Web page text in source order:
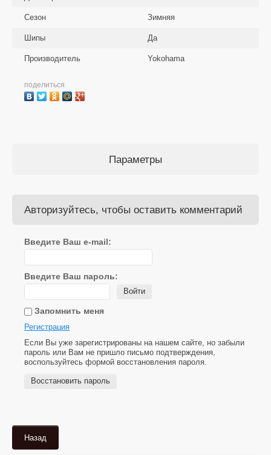
Сезон Зимняя
Шипы Да
Производитель Yokohama
поделиться
Параметры
Авторизуйтесь, чтобы оставить комментарий
Введите Ваш e-mail:
Введите Ваш пароль:
Войти
Запомнить меня
Регистрация
Если Вы уже зарегистрированы на нашем сайте, но забыли
пароль или Вам не пришло письмо подтверждения,
воспользуйтесь формой восстановления пароля.
Восстановить пароль
Назад